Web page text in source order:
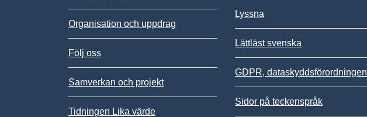
Organisation och uppdrag
Följ oss
Samverkan och projekt
Tidningen Lika värde
Lyssna
Lättläst svenska
GDPR, dataskyddsförordningen
Sidor på teckenspråk